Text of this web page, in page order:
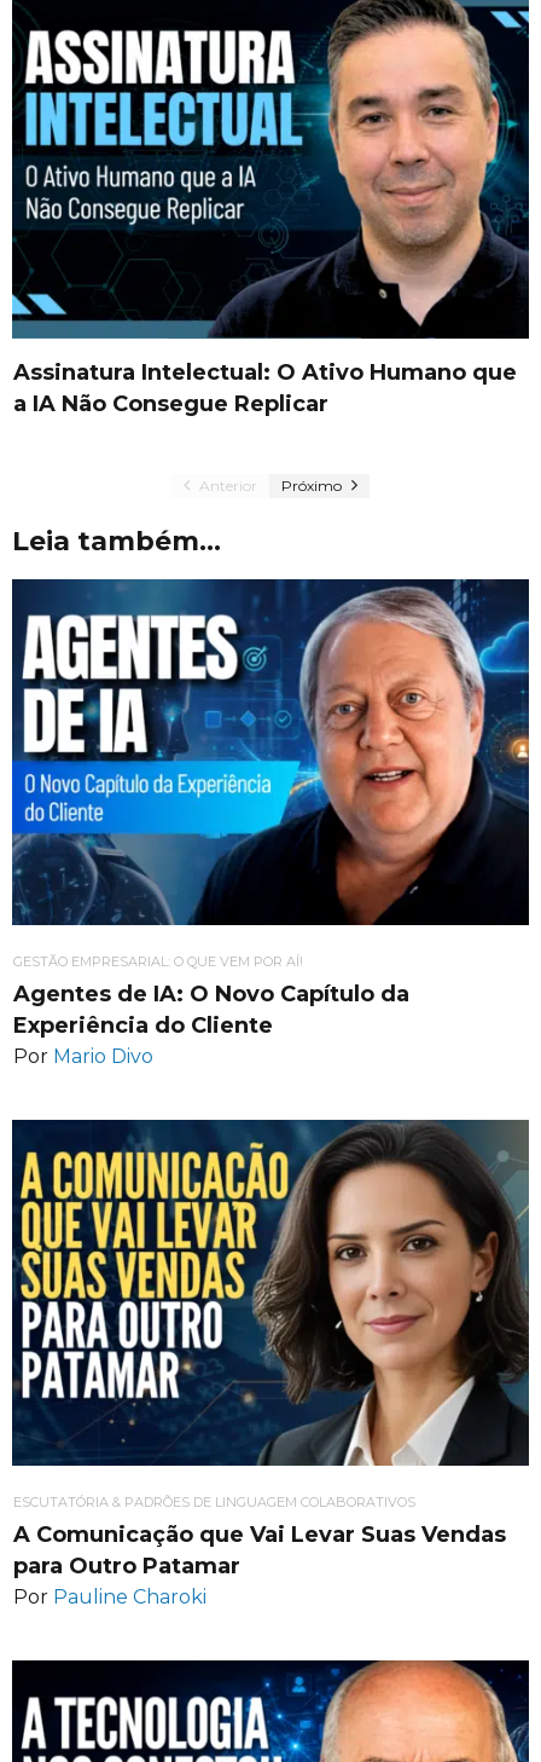
Assinatura Intelectual: O Ativo Humano que
a IA Não Consegue Replicar
Anterior Próximo
Leia também...
GESTÃO EMPRESARIAL: O QUE VEM POR AÍ!
Agentes de IA: O Novo Capítulo da
Experiência do Cliente
Por Mario Divo
ESCUTATÓRIA & PADRÕES DE LINGUAGEM COLABORATIVOS
A Comunicação que Vai Levar Suas Vendas
para Outro Patamar
Por Pauline Charoki